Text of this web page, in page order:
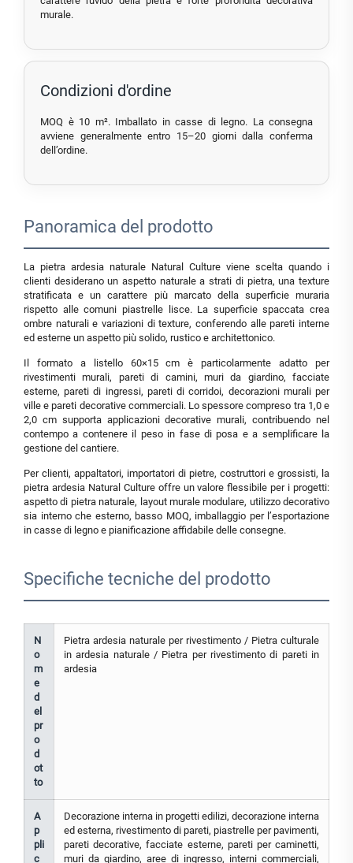
murale.
Condizioni d'ordine
MOQ è 10 m². Imballato in casse di legno. La consegna
avviene generalmente entro 15–20 giorni dalla conferma
dell’ordine.
Panoramica del prodotto
La pietra ardesia naturale Natural Culture viene scelta quando i
clienti desiderano un aspetto naturale a strati di pietra, una texture
stratificata e un carattere più marcato della superficie muraria
rispetto alle comuni piastrelle lisce. La superficie spaccata crea
ombre naturali e variazioni di texture, conferendo alle pareti interne
ed esterne un aspetto più solido, rustico e architettonico.
Il formato a listello 60×15 cm è particolarmente adatto per
rivestimenti murali, pareti di camini, muri da giardino, facciate
esterne, pareti di ingressi, pareti di corridoi, decorazioni murali per
ville e pareti decorative commerciali. Lo spessore compreso tra 1,0 e
2,0 cm supporta applicazioni decorative murali, contribuendo nel
contempo a contenere il peso in fase di posa e a semplificare la
gestione del cantiere.
Per clienti, appaltatori, importatori di pietre, costruttori e grossisti, la
pietra ardesia Natural Culture offre un valore flessibile per i progetti:
aspetto di pietra naturale, layout murale modulare, utilizzo decorativo
sia interno che esterno, basso MOQ, imballaggio per l’esportazione
in casse di legno e pianificazione affidabile delle consegne.
Specifiche tecniche del prodotto
N
o
m
e
d
el
pr
o
d
ot
to
Pietra ardesia naturale per rivestimento / Pietra culturale
in ardesia naturale / Pietra per rivestimento di pareti in
ardesia
A
p
pli
c
Decorazione interna in progetti edilizi, decorazione interna
ed esterna, rivestimento di pareti, piastrelle per pavimenti,
pareti decorative, facciate esterne, pareti per caminetti,
muri da giardino, aree di ingresso, interni commerciali,